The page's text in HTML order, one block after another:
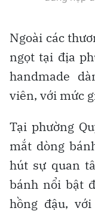
Ngoài các
ngọt tại địa
handmade
viên, với mức
Tại phường
mắt dòng
hút sự quan
bánh nổi bật
hồng đậu,